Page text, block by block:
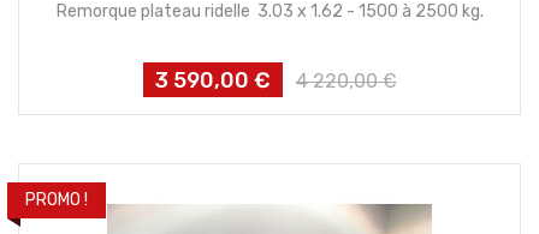
Remorque plateau ridelle 3.03 x 1.62 - 1500 à 2500 kg.
Prix
3 590,00 €
Prix
4 220,00 €
PROMO !